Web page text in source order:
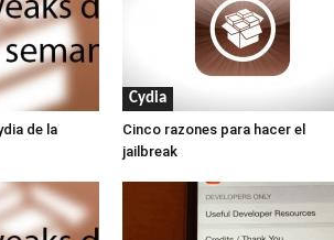
de la
Cydia
Cinco razones para hacer el
jailbreak